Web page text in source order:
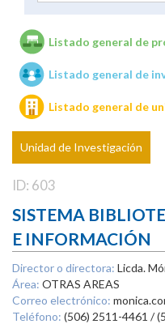
Unidades de
Listado general de
Listado general de
Listado general de
Unidad de Investigación
ID: 603
SISTEMA
E INFORMACIÓN
Director o directora: Licda.
Área: OTRAS AREAS
Correo electrónico:
Teléfono: (506) 2511-4461 /